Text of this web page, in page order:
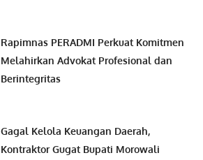
Rapimnas PERADMI Perkuat Komitmen
Melahirkan Advokat Profesional dan
Berintegritas
Gagal Kelola Keuangan Daerah,
Kontraktor Gugat Bupati Morowali